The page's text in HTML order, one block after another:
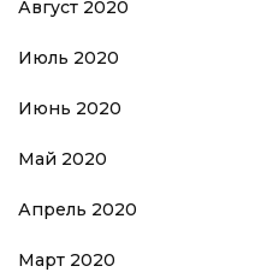
Август 2020
Июль 2020
Июнь 2020
Май 2020
Апрель 2020
Март 2020